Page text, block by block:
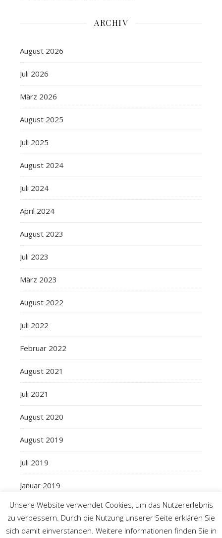
ARCHIV
August 2026
Juli 2026
März 2026
August 2025
Juli 2025
August 2024
Juli 2024
April 2024
August 2023
Juli 2023
März 2023
August 2022
Juli 2022
Februar 2022
August 2021
Juli 2021
August 2020
August 2019
Juli 2019
Januar 2019
2026 Landkreis Aurich
Unsere Website verwendet Cookies, um das Nutzererlebnis
zu verbessern. Durch die Nutzung unserer Seite erklären Sie
sich damit einverstanden. Weitere Informationen finden Sie in